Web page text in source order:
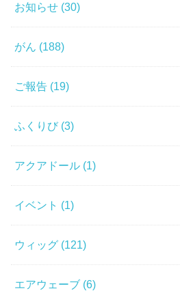
お知らせ (30)
がん (188)
ご報告 (19)
ふくりび (3)
アクアドール (1)
イベント (1)
ウィッグ (121)
エアウェーブ (6)